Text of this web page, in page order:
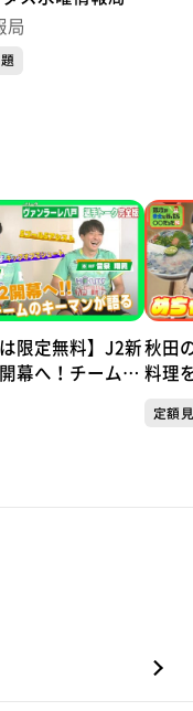
局
は限定無料】J2新
幕へ！チーム得
受賞の音泉選手
秋田
料理
〇〇
定額